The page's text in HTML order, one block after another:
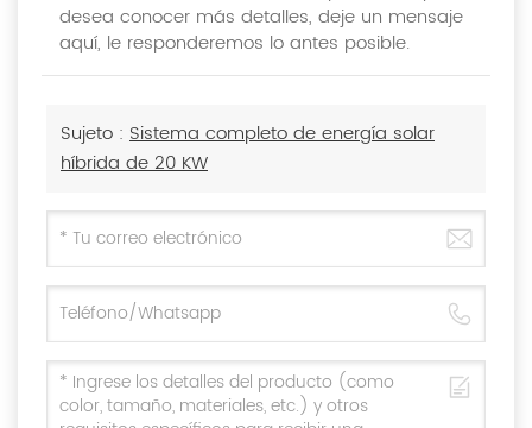
desea conocer más detalles, deje un mensaje
aquí, le responderemos lo antes posible.
Sujeto : Sistema completo de energía solar
híbrida de 20 KW